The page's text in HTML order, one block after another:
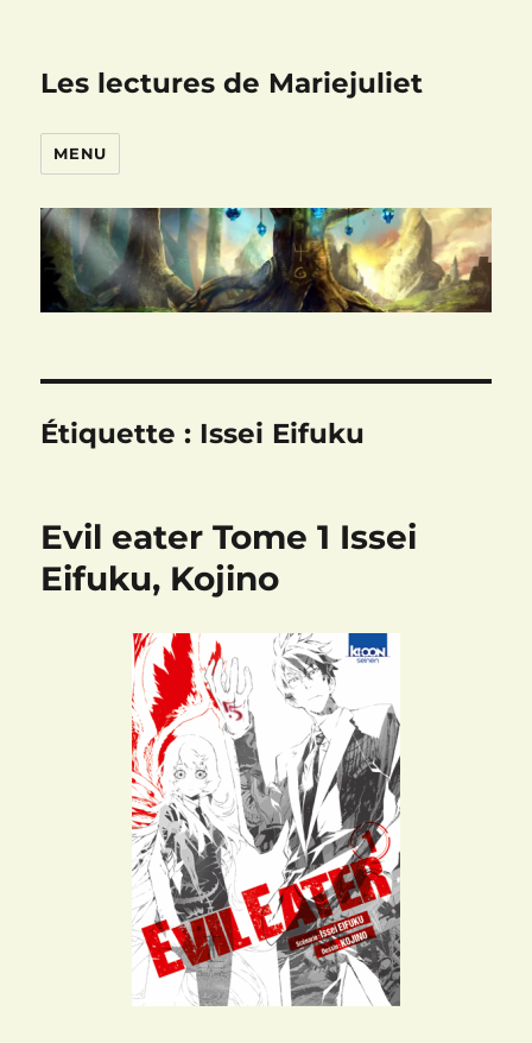
Les lectures de Mariejuliet
MENU
Étiquette : Issei Eifuku
Evil eater Tome 1 Issei
Eifuku, Kojino